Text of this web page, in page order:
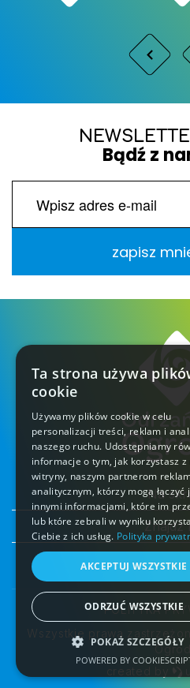
Bądź z
zapisz
Na
Znajdź
POLITYKA
Wszystkie prawa
created by
Ta strona używa
cookie
Używamy plików cookie w celu
personalizacji treści, reklam i
naszego ruchu. Udostępniamy
informacje o tym, jak korzystasz z
witryny, naszym partnerom
analitycznym, którzy mogą łączyć
innymi informacjami, które im
lub które zebrali w wyniku
Ciebie z ich usług. Polityka
AKCEPTUJ WSZYSTKIE
ODRZUĆ WSZYSTKIE
POKAŻ SZCZEGÓŁY
POWERED BY